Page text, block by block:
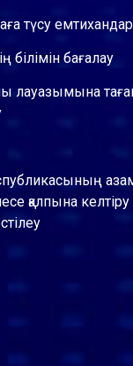
түсу
білімін бағалау
лауазымына
қалпына келтіру